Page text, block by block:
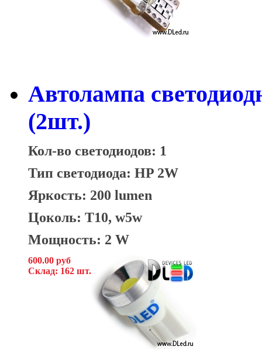
Автолампа
(2шт.)
Кол-во светодиодов: 1
Тип светодиода: HP 2W
Яркость: 200 lumen
Цоколь: T10, w5w
Мощность: 2 W
600.00 руб
Склад: 162 шт.